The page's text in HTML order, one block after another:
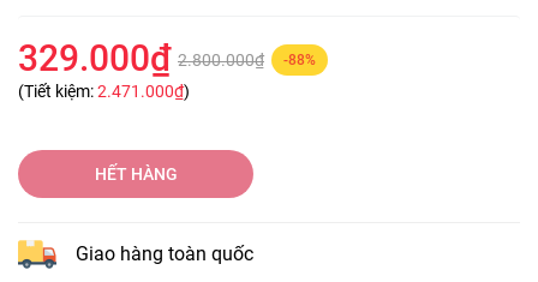
329.000₫ 2.800.000₫ -88%
(Tiết kiệm:2.471.000₫)
HẾT HÀNG
Giao hàng toàn quốc